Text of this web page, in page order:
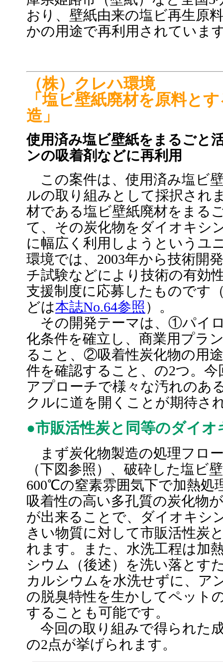
おり、壁紙由来の塩ビ再生原
かの用途で再利用されていま
（株）クレハ環境
「塩ビ壁紙廃材を原料と
造」
使用済み塩ビ壁紙をまるごと
ンの吸着剤などに再利用
この案件は、使用済み塩ビ
ルの取り組みとして採択され
材である塩ビ壁紙廃材をまる
て、その炭化物をダイオキシ
に幅広く利用しようというユ
環境では、2003年から技術開
チ試験などにより技術の有効
支援制度に応募したものです
どは本誌No.64参照 ）。
その開発テーマは、①パイ
化条件を確立し、商業用プラ
ること、②吸着性炭化物の用
件を確認すること、の2つ。
アプローチで様々な汚れのあ
クルに道を開くことが期待さ
●市販活性炭と同等のダイオ
まず炭化物製造の処理フロ
（下図参照）、破砕した塩ビ
600℃の窒素雰囲気下で加熱処
吸着性の高い多孔質の炭化物
が出来ることで、ダイオキシ
きい物質に対して市販活性炭
れます。また、水洗工程は加
シウム（後述）を洗い落とす
カルシウムを水洗せずに、ア
の脱臭特性を生かしてペット
することも可能です。
今回の取り組みで得られた
の2点が挙げられます。